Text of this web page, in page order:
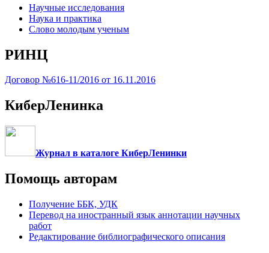
Научные исследования
Наука и практика
Слово молодым ученым
РИНЦ
Договор №616-11/2016 от 16.11.2016
КиберЛенинка
Журнал в каталоге КиберЛенинки
Помощь авторам
Получение ББК, УДК
Перевод на иностранный язык аннотации научных
работ
Редактирование библиографического описания